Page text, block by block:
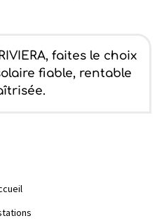
faites le choix
fiable, rentable